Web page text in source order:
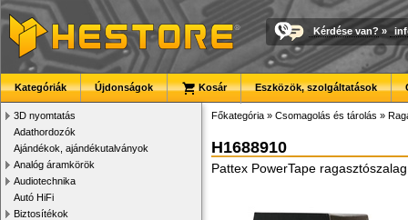
Kérdése van? »
Kategóriák Újdonságok Kosár Eszközök, szolgáltatások
3D nyomtatás
Adathordozók
Ajándékok, ajándékutalványok
Analóg áramkörök
Audiotechnika
Autó HiFi
Biztosítékok
Főkategória » Csomagolás és tárolás »
H1688910
Pattex PowerTape